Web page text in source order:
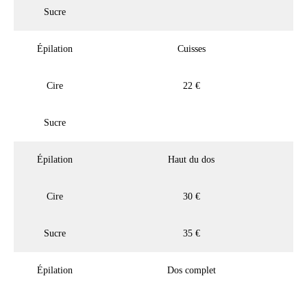
Sucre
Épilation Cuisses
Cire 22 €
Sucre
Épilation Haut du dos
Cire 30 €
Sucre 35 €
Épilation Dos complet